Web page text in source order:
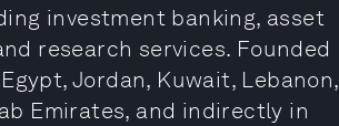
investment banking, asset
research services. Founded
Jordan, Kuwait, Lebanon,
Emirates, and indirectly in